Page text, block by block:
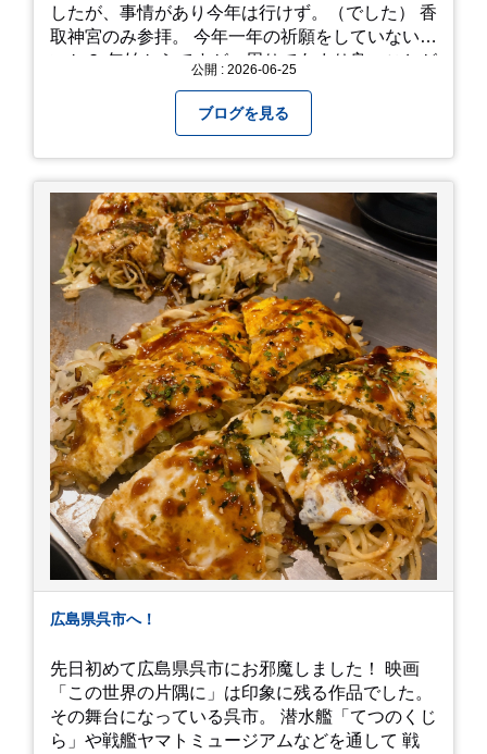
したが、事情があり今年は行けず。（でした） 香
取神宮のみ参拝。 今年一年の祈願をしていないせ
いか？ 年始からですが、周りであまり良いことが
から、あっという間に半年が過ぎやっとこさ。 3
日後のこと。不思議ですね。 気にかかる事1つ
目。友人の長期入院から退院の知らせあり！ 気に
かかる事2つ目。疎遠だった知人の訪問あり！ 気
にかかるetcが徐々に....。 気の持ちようと、タイ
ミングかもしれませんが。お宮参りはお薦めで
す。
公開 : 2026-06-25
ブログを見る
広島県呉市へ！
先日初めて広島県呉市にお邪魔しました！ 映画
「この世界の片隅に」は印象に残る作品でした。
その舞台になっている呉市。 潜水艦「てつのくじ
ら」や戦艦ヤマトミュージアムなどを通して 戦